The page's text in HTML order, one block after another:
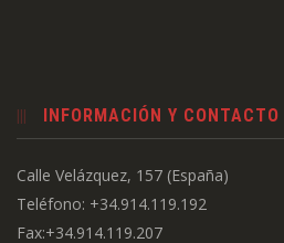
INFORMACIÓN Y CONTACTO
Calle Velázquez, 157 (España)
Teléfono: +34.914.119.192
Fax:+34.914.119.207